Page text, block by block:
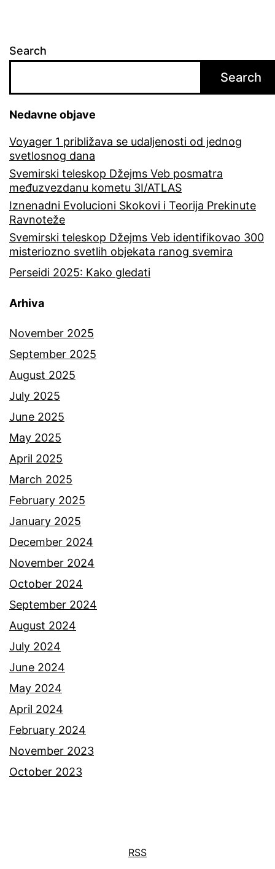
Search
Search
Nedavne objave
Voyager 1 približava se udaljenosti od jednog
svetlosnog dana
Svemirski teleskop Džejms Veb posmatra
međuzvezdanu kometu 3I/ATLAS
Iznenadni Evolucioni Skokovi i Teorija Prekinute
Ravnoteže
Svemirski teleskop Džejms Veb identifikovao 300
misteriozno svetlih objekata ranog svemira
Perseidi 2025: Kako gledati
Arhiva
November 2025
September 2025
August 2025
July 2025
June 2025
May 2025
April 2025
March 2025
February 2025
January 2025
December 2024
November 2024
October 2024
September 2024
August 2024
July 2024
June 2024
May 2024
April 2024
February 2024
November 2023
October 2023
RSS